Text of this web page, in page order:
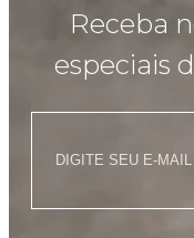
Receba
especiais